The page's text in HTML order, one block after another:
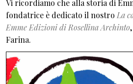
Vi ricordiamo che alla storia di
fondatrice è dedicato il nostro La
Emme Edizioni di Rosellina Archinto
Farina.